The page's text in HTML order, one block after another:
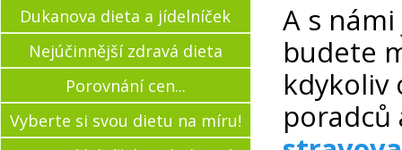
A s
budete
kdykoliv
Dukanova dieta a jídelníček
Nejúčinnější zdravá dieta
Porovnání cen...
Vyberte si svou dietu na míru!